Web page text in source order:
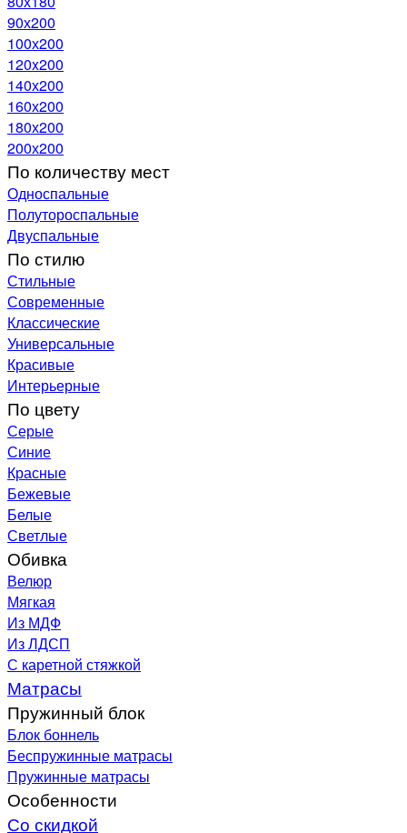
90х200
100х200
120x200
140х200
160х200
180х200
200х200
По количеству мест
Односпальные
Полутороспальные
Двуспальные
По стилю
Стильные
Современные
Классические
Универсальные
Красивые
Интерьерные
По цвету
Серые
Синие
Красные
Бежевые
Белые
Светлые
Обивка
Велюр
Мягкая
Из МДФ
Из ЛДСП
С каретной стяжкой
Матрасы
Пружинный блок
Блок боннель
Беспружинные матрасы
Пружинные матрасы
Особенности
Со скидкой